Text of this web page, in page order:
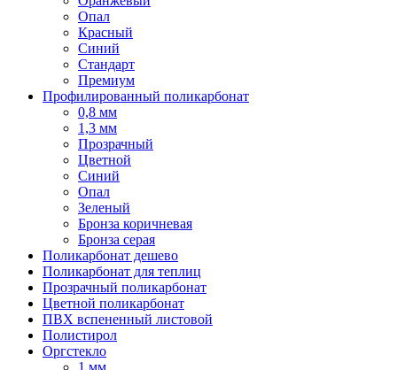
Опал
Красный
Синий
Стандарт
Премиум
Профилированный поликарбонат
0,8 мм
1,3 мм
Прозрачный
Цветной
Синий
Опал
Зеленый
Бронза коричневая
Бронза серая
Поликарбонат дешево
Поликарбонат для теплиц
Прозрачный поликарбонат
Цветной поликарбонат
ПВХ вспененный листовой
Полистирол
Оргстекло
1 мм